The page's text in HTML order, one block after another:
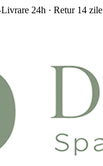
Livrare 24h · Retur 14 zile